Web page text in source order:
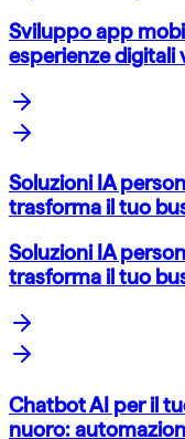
Sviluppo app
esperienze digitali
Soluzioni IA
trasforma il tuo
Soluzioni IA
trasforma il tuo
Chatbot AI per il
nuoro: